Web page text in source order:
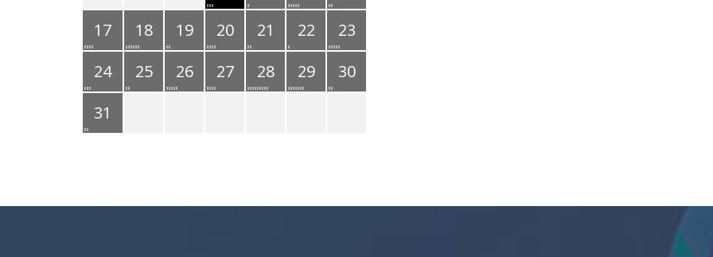
17
18 19 20 21 22
23
24
25 26 27 28 29
30
31